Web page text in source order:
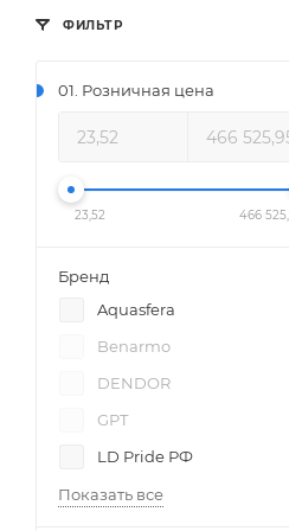
ФИЛЬТР
01. Розничная цена
23,52 466
Бренд
Aquasfera
Benarmo
DENDOR
GPT
LD Pride РФ
Показать все